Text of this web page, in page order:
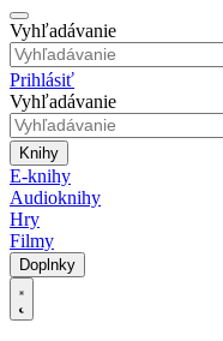
Vyhľadávanie
Prihlásiť
Vyhľadávanie
Knihy
E-knihy
Audioknihy
Hry
Filmy
Doplnky